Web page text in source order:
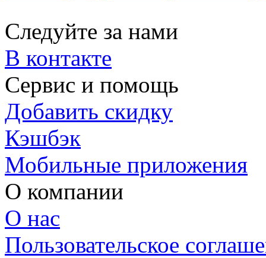
Следуйте за нами
В контакте
Сервис и помощь
Добавить скидку
Кэшбэк
Мобильные приложения
О компании
О нас
Пользовательское